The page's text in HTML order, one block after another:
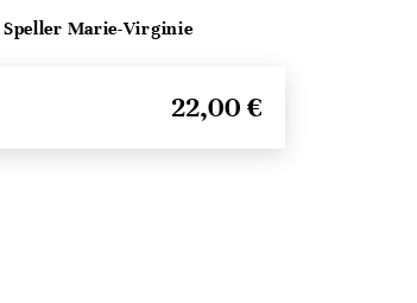
Speller Marie-Virginie
22,00 €